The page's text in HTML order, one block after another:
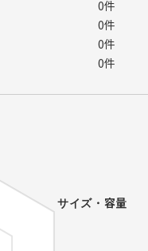
0件
0件
0件
0件